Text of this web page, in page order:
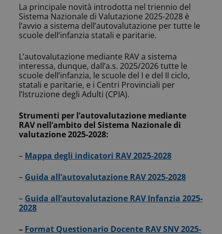
La principale novità introdotta nel triennio del
Sistema Nazionale di Valutazione 2025-2028 è
l’avvio a sistema dell’autovalutazione per tutte le
scuole dell’infanzia statali e paritarie.
L’autovalutazione mediante RAV a sistema
interessa, dunque, dall’a.s. 2025/2026 tutte le
scuole dell’infanzia, le scuole del I e del II ciclo,
statali e paritarie, e i Centri Provinciali per
l’Istruzione degli Adulti (CPIA).
Strumenti per l’autovalutazione mediante
RAV nell’ambito del Sistema Nazionale di
valutazione 2025-2028:
– Mappa degli indicatori RAV 2025-2028
– Guida all’autovalutazione RAV 2025-2028
– Guida all’autovalutazione RAV Infanzia 2025-
2028
– Format Questionario Docente RAV SNV 2025-